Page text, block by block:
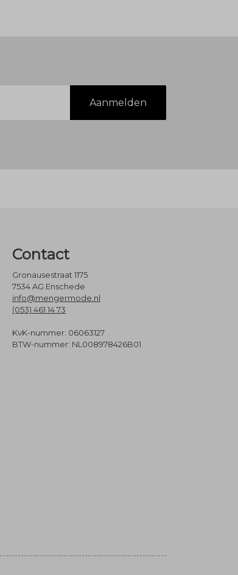
Aanmelden
Contact
Gronausestraat 1175
7534 AG Enschede
info@mengermode.nl
(053) 461 14 73
KvK-nummer: 06063127
BTW-nummer: NL008978426B01